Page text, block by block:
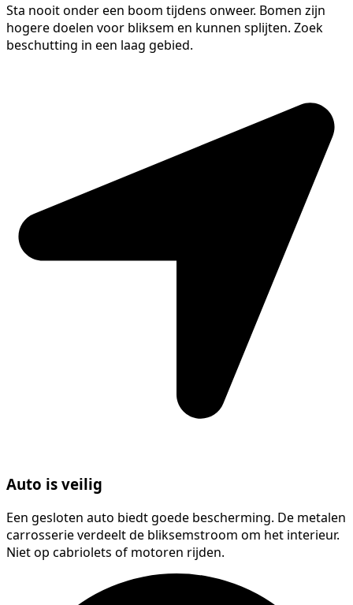
Sta nooit onder een boom tijdens onweer. Bomen zijn
hogere doelen voor bliksem en kunnen splijten. Zoek
beschutting in een laag gebied.
Auto is veilig
Een gesloten auto biedt goede bescherming. De metalen
carrosserie verdeelt de bliksemstroom om het interieur.
Niet op cabriolets of motoren rijden.